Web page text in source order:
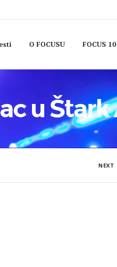
O FOCUSU FOCUS 10
u Štark
NEXT